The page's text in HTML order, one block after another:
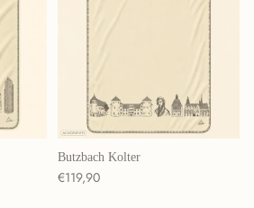
Butzbach Kolter
Normaler Preis
€119,90